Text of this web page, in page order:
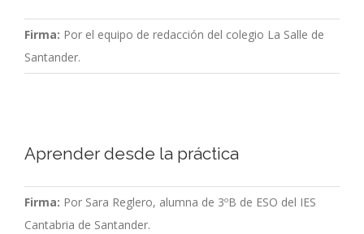
Firma: Por el equipo de redacción del colegio La Salle de
Santander.
Aprender desde la práctica
Firma: Por Sara Reglero, alumna de 3ºB de ESO del IES
Cantabria de Santander.